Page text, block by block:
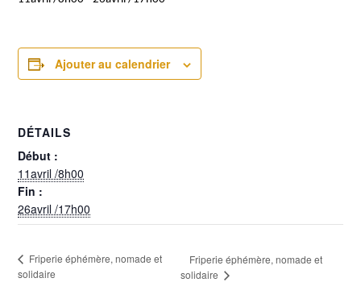
Ajouter au calendrier
DÉTAILS
Début :
11avril /8h00
Fin :
26avril /17h00
Friperie éphémère, nomade et
solidaire
Friperie éphémère, nomade et
solidaire